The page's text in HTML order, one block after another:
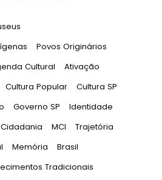
:
Tag:
Povos Originários
: Cultural Tag:
Ativação
Tag:
Cultura Popular Tag:
Cultura SP
Tag:
Governo SP Tag:
Identidade
Tag
MCI Tag:
Trajetória
Tag:
Memória Tag:
Brasil
Tradicionais